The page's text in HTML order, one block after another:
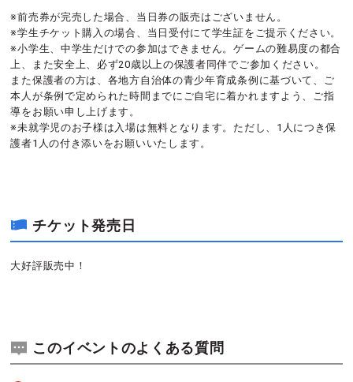
※前売券が完売した場合、当日券の販売はございません。
※学生チケット購入の場合、当日受付にて学生証をご提示ください。
※小学生、中学生だけでの参加はできません。ゲームの難易度の都合
上、また安全上、必ず20歳以上の保護者同伴でご参加ください。
また保護者の方は、各地方自治体の青少年育成条例に基づいて、ご
本人が条例で定められた時間までにご自宅に着かれますよう、ご指
導をお願い申し上げます。
※未就学児のお子様は入場は無料となります。ただし、1人につき保
護者1人の付き添いをお願いいたします。
チケット発売日
大好評販売中！
このイベントのよくある質問